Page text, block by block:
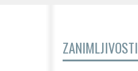
ZANIMLJIVOSTI